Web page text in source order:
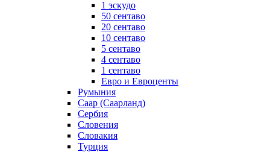
1 эскудо
50 сентаво
20 сентаво
10 сентаво
5 сентаво
4 сентаво
1 сентаво
Евро и Евроценты
Румыния
Саар (Саарланд)
Сербия
Словения
Словакия
Турция